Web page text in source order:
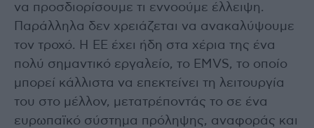
να προσδιορίσουμε τι εννοούμε έλλειψη.
Παράλληλα δεν χρειάζεται να ανακαλύψουμε
τον τροχό. Η ΕΕ έχει ήδη στα χέρια της ένα
πολύ σημαντικό εργαλείο, το EMVS, το οποίο
μπορεί κάλλιστα να επεκτείνει τη λειτουργία
του στο μέλλον, μετατρέποντάς το σε ένα
ευρωπαϊκό σύστημα πρόληψης, αναφοράς και